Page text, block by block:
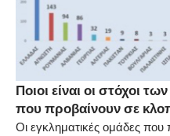
Ποιοι είναι οι στόχοι
που προβαίνουν σε
Οι εγκληματικές ομάδες